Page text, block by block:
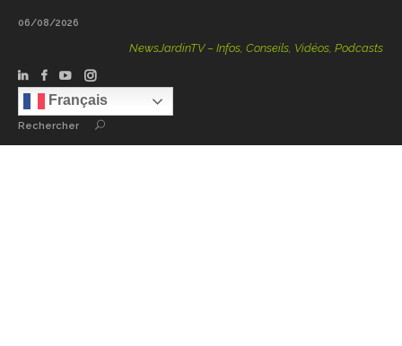
06/08/2026
NewsJardinTV – Infos, Conseils, Vidéos, Podcasts – 100
Français
Rechercher